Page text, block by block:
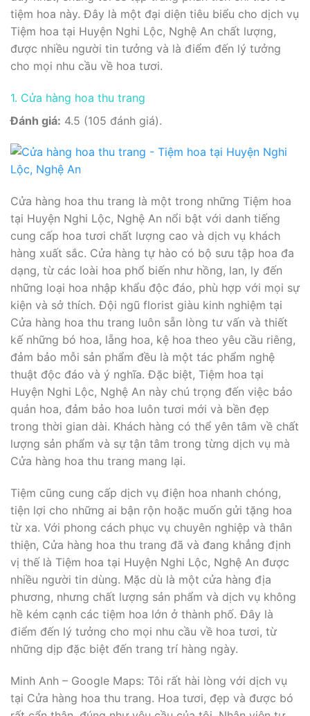
tiệm hoa này. Đây là một đại diện tiêu biểu cho dịch vụ
Tiệm hoa tại Huyện Nghi Lộc, Nghệ An chất lượng,
được nhiều người tin tưởng và là điểm đến lý tưởng
cho mọi nhu cầu về hoa tươi.
1. Cửa hàng hoa thu trang
Đánh giá: 4.5 (105 đánh giá).
Cửa hàng hoa thu trang là một trong những Tiệm hoa
tại Huyện Nghi Lộc, Nghệ An nổi bật với danh tiếng
cung cấp hoa tươi chất lượng cao và dịch vụ khách
hàng xuất sắc. Cửa hàng tự hào có bộ sưu tập hoa đa
dạng, từ các loài hoa phổ biến như hồng, lan, ly đến
những loại hoa nhập khẩu độc đáo, phù hợp với mọi sự
kiện và sở thích. Đội ngũ florist giàu kinh nghiệm tại
Cửa hàng hoa thu trang luôn sẵn lòng tư vấn và thiết
kế những bó hoa, lẵng hoa, kệ hoa theo yêu cầu riêng,
đảm bảo mỗi sản phẩm đều là một tác phẩm nghệ
thuật độc đáo và ý nghĩa. Đặc biệt, Tiệm hoa tại
Huyện Nghi Lộc, Nghệ An này chú trọng đến việc bảo
quản hoa, đảm bảo hoa luôn tươi mới và bền đẹp
trong thời gian dài. Khách hàng có thể yên tâm về chất
lượng sản phẩm và sự tận tâm trong từng dịch vụ mà
Cửa hàng hoa thu trang mang lại.
Tiệm cũng cung cấp dịch vụ điện hoa nhanh chóng,
tiện lợi cho những ai bận rộn hoặc muốn gửi tặng hoa
từ xa. Với phong cách phục vụ chuyên nghiệp và thân
thiện, Cửa hàng hoa thu trang đã và đang khẳng định
vị thế là Tiệm hoa tại Huyện Nghi Lộc, Nghệ An được
nhiều người tin dùng. Mặc dù là một cửa hàng địa
phương, nhưng chất lượng sản phẩm và dịch vụ không
hề kém cạnh các tiệm hoa lớn ở thành phố. Đây là
điểm đến lý tưởng cho mọi nhu cầu về hoa tươi, từ
những dịp đặc biệt đến trang trí hàng ngày.
Minh Anh – Google Maps: Tôi rất hài lòng với dịch vụ
tại Cửa hàng hoa thu trang. Hoa tươi, đẹp và được bó